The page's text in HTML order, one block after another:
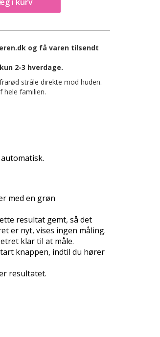
og få varen tilsendt
2-3 hverdage.
stråle direkte mod huden.
hele familien.
med en grøn
resultat gemt, så det
er nyt, vises ingen måling.
klar til at måle.
knappen, indtil du hører
resultatet.